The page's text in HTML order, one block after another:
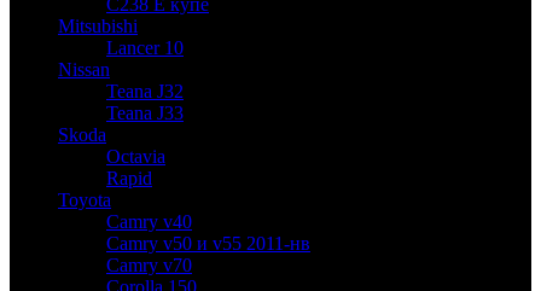
C238 E купе
Mitsubishi
Lancer 10
Nissan
Teana J32
Teana J33
Skoda
Octavia
Rapid
Toyota
Camry v40
Camry v50 и v55 2011-нв
Camry v70
Corolla 150